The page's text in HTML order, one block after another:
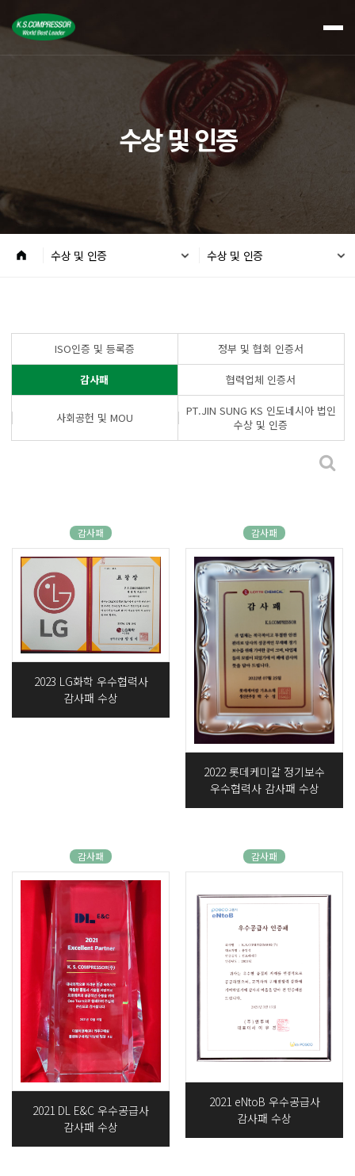
수상 및 인증
수상 및 인증 수상 및 인증
ISO인증 및 등록증 정부 및 협회 인증서
감사패 협력업체 인증서
사회공헌 및 MOU
PT.JIN SUNG KS 인도네시아 법인
수상 및 인증
감사패
2023 LG화학 우수협력사
감사패 수상
감사패
2022 롯데케미칼 정기보수
우수협력사 감사패 수상
감사패
2021 DL E&C 우수공급사
감사패 수상
감사패
2021 eNtoB 우수공급사
감사패 수상